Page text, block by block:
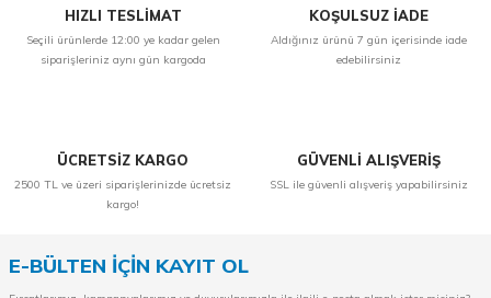
HIZLI TESLİMAT
Seçili ürünlerde 12:00 ye kadar gelen
siparişleriniz aynı gün kargoda
KOŞULSUZ İADE
Aldığınız ürünü 7 gün içerisinde iade
edebilirsiniz
ÜCRETSİZ KARGO
2500 TL ve üzeri siparişlerinizde ücretsiz
kargo!
GÜVENLİ ALIŞVERİŞ
SSL ile güvenli alışveriş yapabilirsiniz
E-BÜLTEN İÇİN KAYIT OL